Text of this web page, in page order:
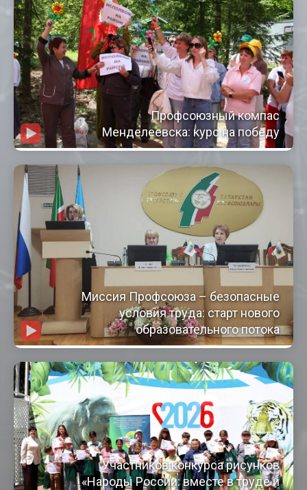
Профсоюзный компас
Менделеевска: курс на победу
Миссия Профсоюза – безопасные
условия труда: старт нового
образовательного потока
Участников конкурса рисунков
«Народы России: вместе в труде и